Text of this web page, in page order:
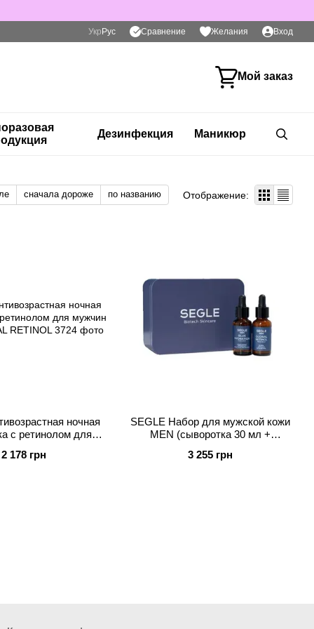
Укр Рус Сравнение Желания Вход
Мой заказ
Дезинфекция Маникюр
сначала дороже по названию Отображение:
ночная
с ретинолом для
2 178 грн
SEGLE Набор для мужской кожи
MEN (сыворотка 30 мл +
3 255 грн